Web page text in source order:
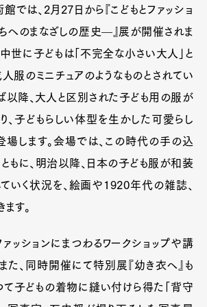
では、2月27日から『こどもとファッショ
のまなざしの歴史—』展が開催されま
世に子どもは「不完全な小さい大人」と
人服のミニチュアのようなものとされてい
以降、大人と区別された子ども用の服が
り、子どもらしい体型を生かした可愛らし
場します。会場では、この時代の手の込
ともに、明治以降、日本の子ども服が和装
いく状況を、絵画や1920年代の雑誌、
す。
ッションにまつわるワークショップや講
た、同時開催にて特別展『幼き衣へ』も
て子どもの着物に縫い付けら得た「背守